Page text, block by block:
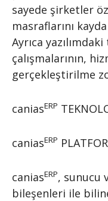
sayede şirketler
masraflarını
Ayrıca
çalışmalarının,
gerçekleştirilme
caniasERP
caniasERP
caniasERP, sunucu
bileşenleri ile